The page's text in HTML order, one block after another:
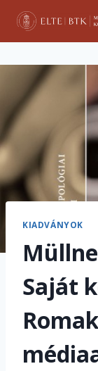
Skip
content
KIADVÁNYOK
Saját